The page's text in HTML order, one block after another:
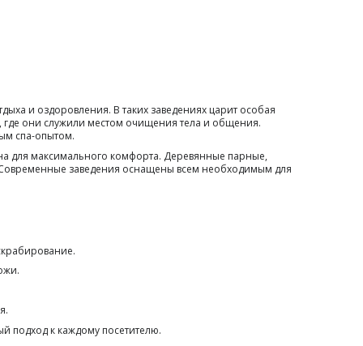
и оздоровления. В таких заведениях царит особая
где они служили местом очищения тела и общения.
спа-опытом.
для максимального комфорта. Деревянные парные,
заведения оснащены всем необходимым для
подход к каждому посетителю.